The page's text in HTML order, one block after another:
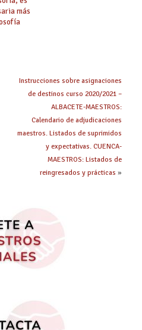
más
Instrucciones sobre asignaciones
de destinos curso 2020/2021 –
ALBACETE-MAESTROS:
Calendario de adjudicaciones
maestros. Listados de suprimidos
y expectativas. CUENCA-
MAESTROS: Listados de
reingresados y prácticas »